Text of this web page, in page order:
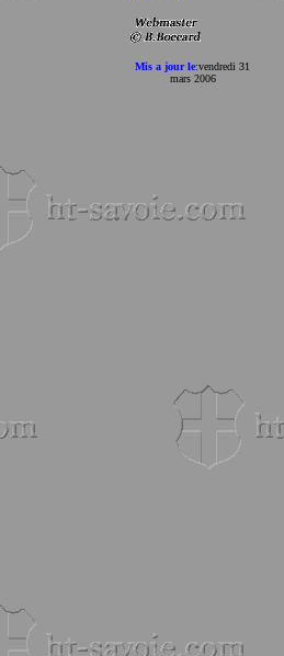
Mis a jour le:vendredi 31
mars 2006